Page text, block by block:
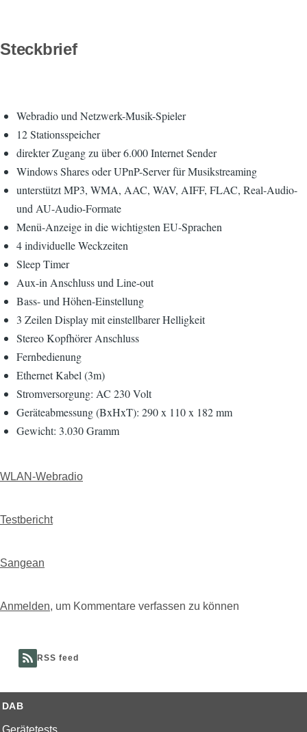
Steckbrief
Webradio und Netzwerk-Musik-Spieler
12 Stationsspeicher
direkter Zugang zu über 6.000 Internet Sender
Windows Shares oder UPnP-Server für Musikstreaming
unterstützt MP3, WMA, AAC, WAV, AIFF, FLAC, Real-Audio-
und AU-Audio-Formate
Menü-Anzeige in die wichtigsten EU-Sprachen
4 individuelle Weckzeiten
Sleep Timer
Aux-in Anschluss und Line-out
Bass- und Höhen-Einstellung
3 Zeilen Display mit einstellbarer Helligkeit
Stereo Kopfhörer Anschluss
Fernbedienung
Ethernet Kabel (3m)
Stromversorgung: AC 230 Volt
Geräteabmessung (BxHxT): 290 x 110 x 182 mm
Gewicht: 3.030 Gramm
WLAN-Webradio
Testbericht
Sangean
Anmelden, um Kommentare verfassen zu können
RSS feed
DAB
Gerätetests